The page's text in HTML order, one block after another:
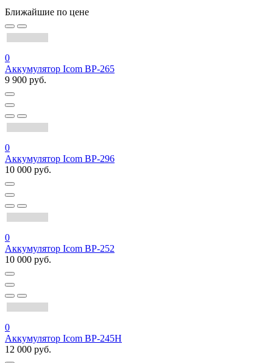
Ближайшие по цене
0
Аккумулятор Icom BP-265
9 900 руб.
0
Аккумулятор Icom BP-296
10 000 руб.
0
Аккумулятор Icom BP-252
10 000 руб.
0
Аккумулятор Icom BP-245H
12 000 руб.